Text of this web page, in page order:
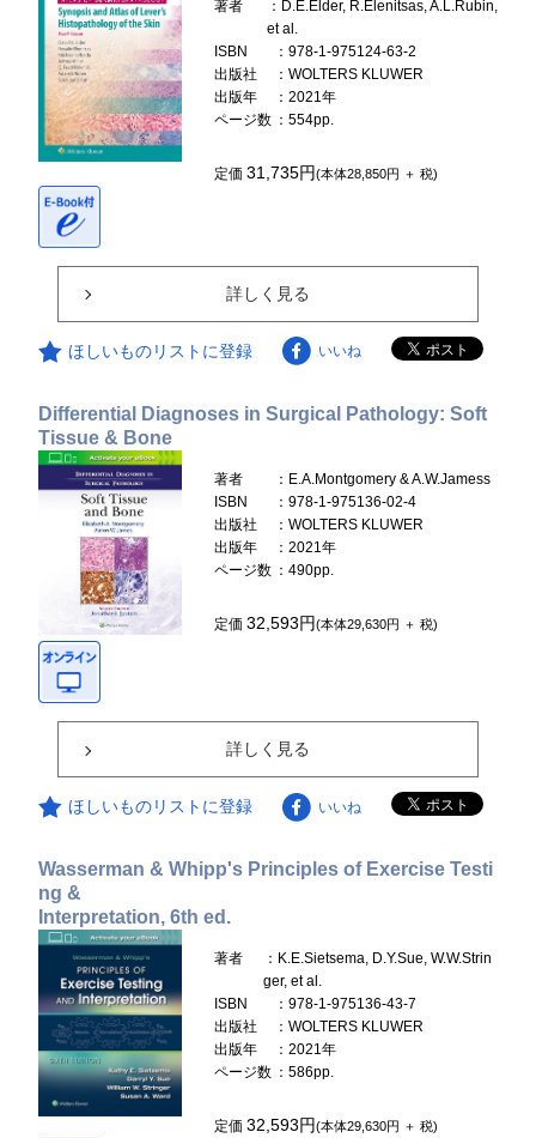
著者
：D.E.Elder, R.Elenitsas, A.L.Rubin,
et al.
ISBN
：978-1-975124-63-2
出版社
：WOLTERS KLUWER
出版年
：2021年
ページ数 ：554pp.
定価31,735円(本体28,850円 ＋ 税)
詳しく見る
ほしいものリストに登録 いいね
Differential Diagnoses in Surgical Pathology: Soft
Tissue & Bone
著者
：E.A.Montgomery & A.W.Jamess
ISBN
：978-1-975136-02-4
出版社
：WOLTERS KLUWER
出版年
：2021年
ページ数 ：490pp.
定価32,593円(本体29,630円 ＋ 税)
詳しく見る
ほしいものリストに登録 いいね
Wasserman & Whipp's Principles of Exercise Testi
ng &
Interpretation, 6th ed.
著者
：K.E.Sietsema, D.Y.Sue, W.W.Strin
ger, et al.
ISBN
：978-1-975136-43-7
出版社
：WOLTERS KLUWER
出版年
：2021年
ページ数 ：586pp.
定価32,593円(本体29,630円 ＋ 税)